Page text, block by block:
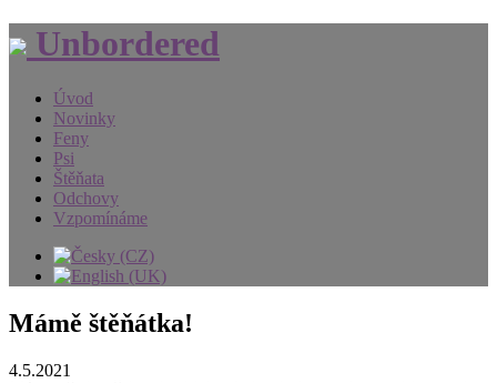
Unbordered
Úvod
Novinky
Feny
Psi
Štěňata
Odchovy
Vzpomínáme
Mámě štěňátka!
4.5.2021